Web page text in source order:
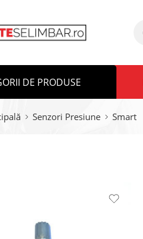
DE PRODUSE
Senzori Presiune Smart